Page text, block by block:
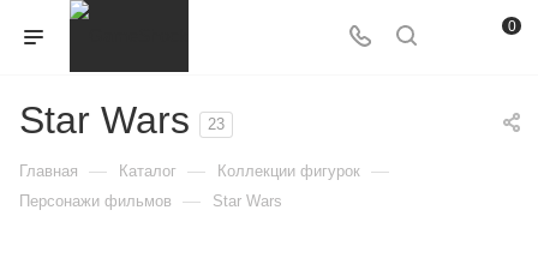
0
Star Wars 23
Главная — Каталог — Коллекции фигурок —
Персонажи фильмов — Star Wars